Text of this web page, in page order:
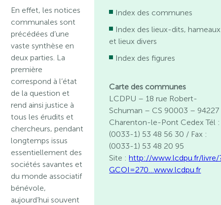
En effet, les notices
communales sont
précédées d’une
vaste synthèse en
deux parties. La
première
correspond à l’état
de la question et
rend ainsi justice à
tous les érudits et
chercheurs, pendant
longtemps issus
essentiellement des
sociétés savantes et
du monde associatif
bénévole,
aujourd’hui souvent
Index des communes
Index des lieux-dits, hameaux
et lieux divers
Index des figures
Carte des communes
LCDPU – 18 rue Robert-
Schuman – CS 90003 – 94227
Charenton-le-Pont Cedex Tél :
(0033-1) 53 48 56 30 / Fax :
(0033-1) 53 48 20 95
Site :http://www.lcdpu.fr/livre/
GCOI=270…www.lcdpu.fr